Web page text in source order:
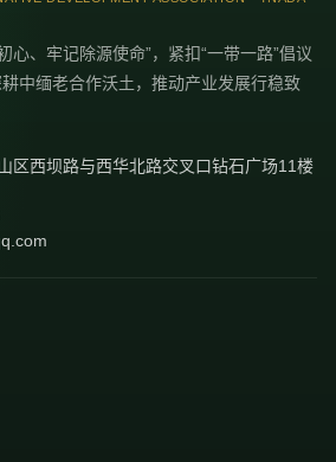
心、牢记除源使命”，紧扣“一带一路”倡议
中缅老合作沃土，推动产业发展行稳致
区西坝路与西华北路交叉口钻石广场11楼